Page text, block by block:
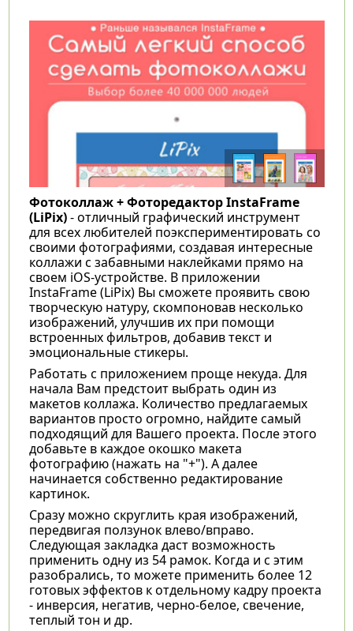
Фотоколлаж + Фоторедактор InstaFrame
(LiPix)- отличный графический инструмент
для всех любителей поэкспериментировать со
своими фотографиями, создавая интересные
коллажи с забавными наклейками прямо на
своем iOS-устройстве. В приложении
InstaFrame (LiPix) Вы сможете проявить свою
творческую натуру, скомпоновав несколько
изображений, улучшив их при помощи
встроенных фильтров, добавив текст и
эмоциональные стикеры.
Работать с приложением проще некуда. Для
начала Вам предстоит выбрать один из
макетов коллажа. Количество предлагаемых
вариантов просто огромно, найдите самый
подходящий для Вашего проекта. После этого
добавьте в каждое окошко макета
фотографию (нажать на "+"). А далее
начинается собственно редактирование
картинок.
Сразу можно скруглить края изображений,
передвигая ползунок влево/вправо.
Следующая закладка даст возможность
применить одну из 54 рамок. Когда и с этим
разобрались, то можете применить более 12
готовых эффектов к отдельному кадру проекта
- инверсия, негатив, черно-белое, свечение,
теплый тон и др.